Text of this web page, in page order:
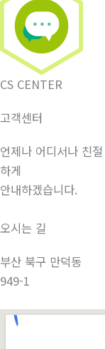
CS CENTER
고객센터
언제나 어디서나 친절
하게
안내하겠습니다.
오시는 길
부산 북구 만덕동
949-1